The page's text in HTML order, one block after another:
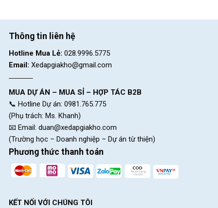
Thông tin liên hệ
Hotline Mua Lẻ: 028.9996.5775
Email: Xedapgiakho@gmail.com
MUA DỰ ÁN – MUA SỈ – HỢP TÁC B2B
📞 Hotline Dự án: 0981.765.775
(Phụ trách: Ms. Khanh)
📧 Email: duan@xedapgiakho.com
(Trường học – Doanh nghiệp – Dự án từ thiện)
Phương thức thanh toán
KẾT NỐI VỚI CHÚNG TÔI